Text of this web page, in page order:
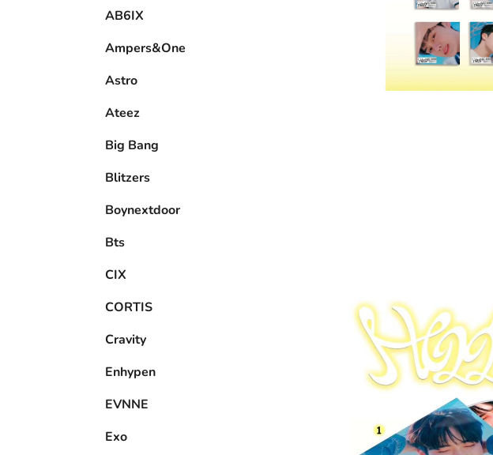
AB6IX
Ampers&One
Astro
Ateez
Big Bang
Blitzers
Boynextdoor
Bts
CIX
CORTIS
Cravity
Enhypen
EVNNE
Exo